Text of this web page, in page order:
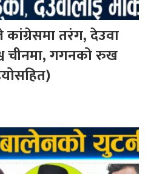
तरंग, देउवा
चीनमा, गगनको रुख